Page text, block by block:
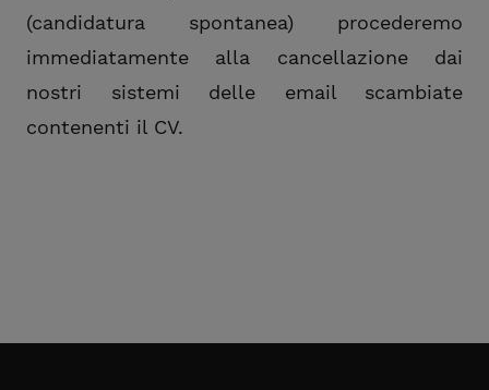
(candidatura spontanea) procederemo
immediatamente alla cancellazione dai
nostri sistemi delle email scambiate
contenenti il CV.